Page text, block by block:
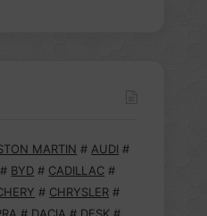
MARTIN # AUDI #
# BYD # CADILLAC #
# CHRYSLER #